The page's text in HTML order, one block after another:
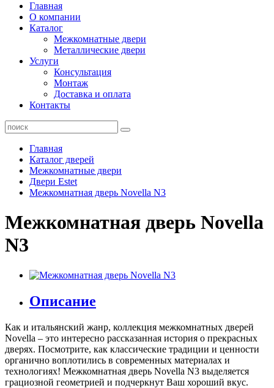
Главная
О компании
Каталог
Межкомнатные двери
Металлические двери
Услуги
Консультация
Монтаж
Доставка и оплата
Контакты
Главная
Каталог дверей
Межкомнатные двери
Двери Estet
Межкомнатная дверь Novella N3
Межкомнатная дверь Novella
N3
Описание
Как и итальянский жанр, коллекция межкомнатных дверей
Novella – это интересно рассказанная история о прекрасных
дверях. Посмотрите, как классические традиции и ценности
органично воплотились в современных материалах и
технологиях! Межкомнатная дверь Novella N3 выделяетcя
грациозной геометрией и подчеркнут Ваш хороший вкус.